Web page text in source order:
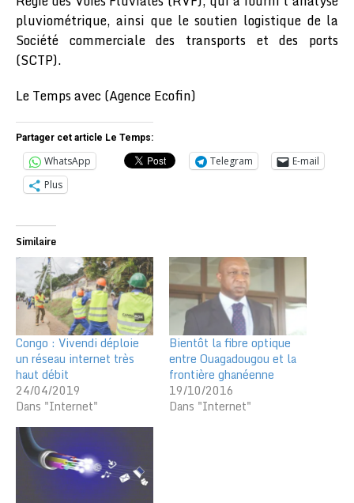
pluviométrique, ainsi que le soutien logistique de la
Société commerciale des transports et des ports
(SCTP).
Le Temps avec (Agence Ecofin)
Partager cet article Le Temps:
WhatsApp Telegram
E-mail
Plus
Similaire
Congo : Vivendi déploie
un réseau internet très
haut débit
24/04/2019
Dans "Internet"
Bientôt la fibre optique
entre Ouagadougou et la
frontière ghanéenne
19/10/2016
Dans "Internet"